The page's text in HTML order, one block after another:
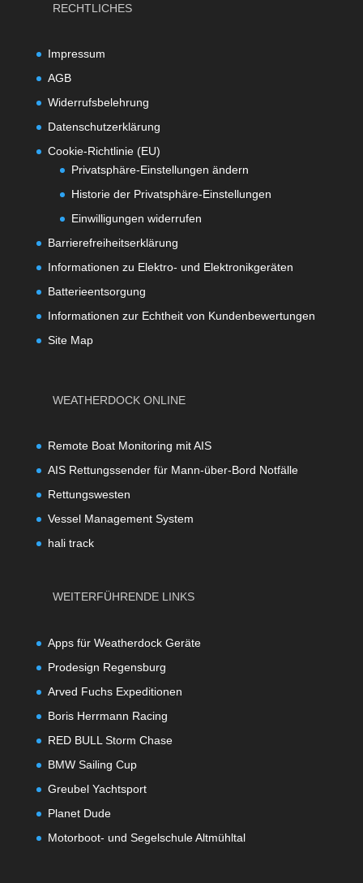
RECHTLICHES
Impressum
AGB
Widerrufsbelehrung
Datenschutzerklärung
Cookie-Richtlinie (EU)
Privatsphäre-Einstellungen ändern
Historie der Privatsphäre-Einstellungen
Einwilligungen widerrufen
Barrierefreiheitserklärung
Informationen zu Elektro- und Elektronikgeräten
Batterieentsorgung
Informationen zur Echtheit von Kundenbewertungen
Site Map
WEATHERDOCK ONLINE
Remote Boat Monitoring mit AIS
AIS Rettungssender für Mann-über-Bord Notfälle
Rettungswesten
Vessel Management System
hali track
WEITERFÜHRENDE LINKS
Apps für Weatherdock Geräte
Prodesign Regensburg
Arved Fuchs Expeditionen
Boris Herrmann Racing
RED BULL Storm Chase
BMW Sailing Cup
Greubel Yachtsport
Planet Dude
Motorboot- und Segelschule Altmühltal